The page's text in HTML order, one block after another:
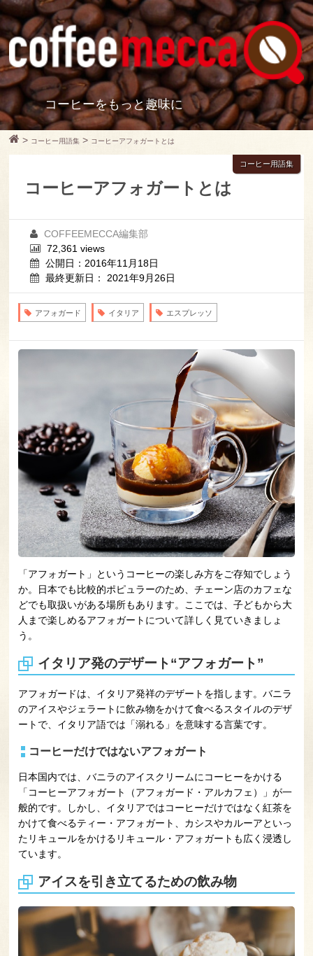
コーヒーをもっと趣味に
> コーヒー用語集 > コーヒーアフォガートとは
コーヒーアフォガートとは
コーヒー用語集
COFFEEMECCA編集部
72,361 views
公開日：2016年11月18日
最終更新日： 2021年9月26日
アフォガード イタリア エスプレッソ
「アフォガート」というコーヒーの楽しみ方をご存知でしょう
か。日本でも比較的ポピュラーのため、チェーン店のカフェな
どでも取扱いがある場所もあります。ここでは、子どもから大
人まで楽しめるアフォガートについて詳しく見ていきましょ
う。
イタリア発のデザート“アフォガート”
アフォガードは、イタリア発祥のデザートを指します。バニラ
のアイスやジェラートに飲み物をかけて食べるスタイルのデザ
ートで、イタリア語では「溺れる」を意味する言葉です。
コーヒーだけではないアフォガート
日本国内では、バニラのアイスクリームにコーヒーをかける
「コーヒーアフォガート（アフォガード・アルカフェ）」が一
般的です。しかし、イタリアではコーヒーだけではなく紅茶を
かけて食べるティー・アフォガート、カシスやカルーアといっ
たリキュールをかけるリキュール・アフォガートも広く浸透し
ています。
アイスを引き立てるための飲み物